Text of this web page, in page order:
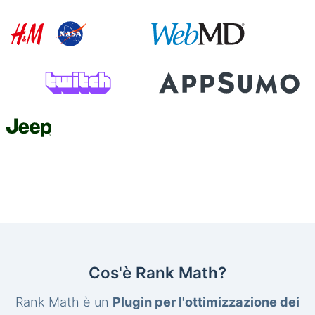
Cos'è Rank Math?
Rank Math è un Plugin per l'ottimizzazione dei